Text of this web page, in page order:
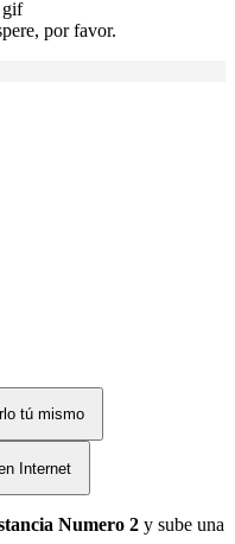
por favor.
tú mismo
Internet
Numero 2 y sube una